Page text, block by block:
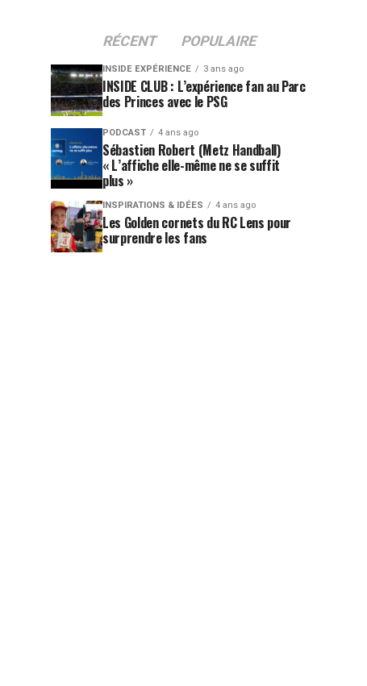
RÉCENT POPULAIRE
INSIDE EXPÉRIENCE 3 ans ago
INSIDE CLUB : L’expérience fan au Parc
des Princes avec le PSG
PODCAST 4 ans ago
Sébastien Robert (Metz Handball)
« L’affiche elle-même ne se suffit
plus »
INSPIRATIONS & IDÉES 4 ans ago
Les Golden cornets du RC Lens pour
surprendre les fans